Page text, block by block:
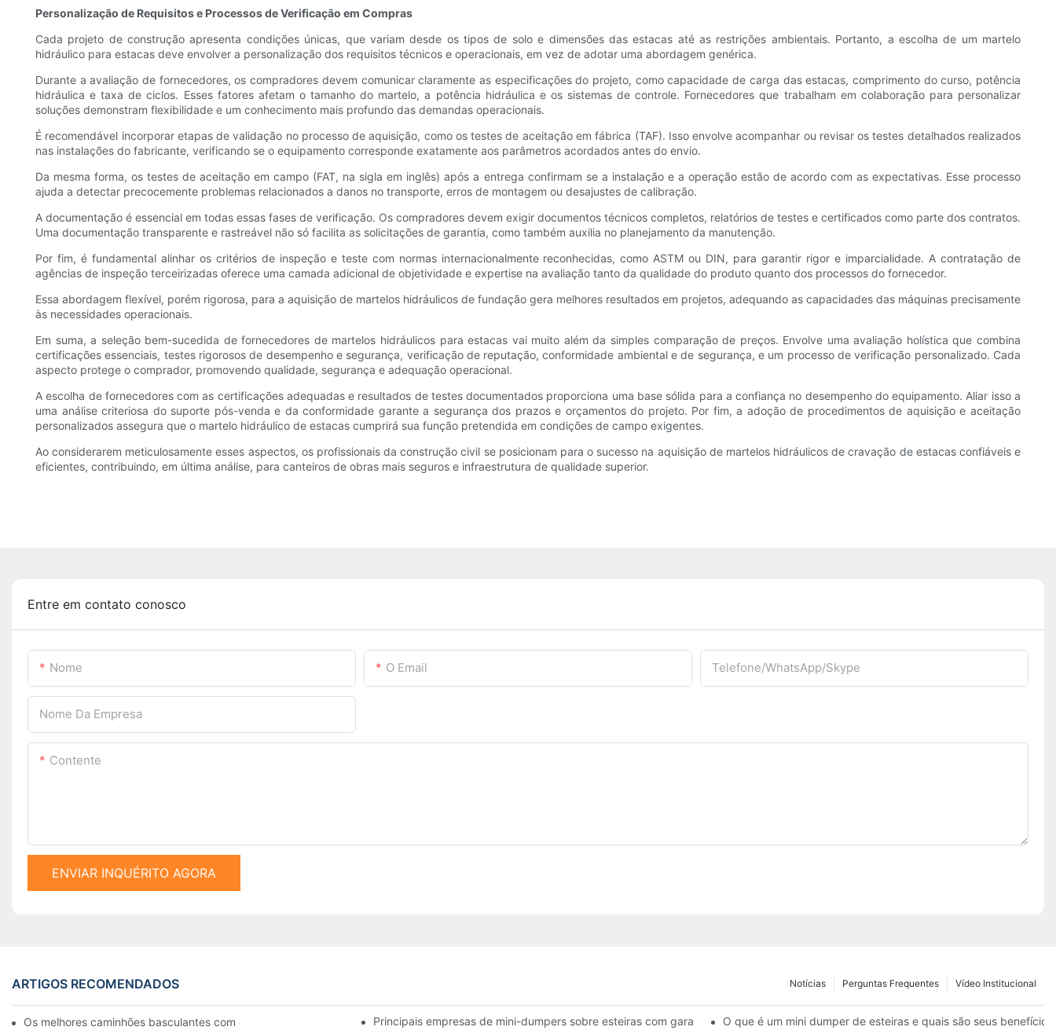
Personalização de Requisitos e Processos de Verificação em Compras
Cada projeto de construção apresenta condições únicas, que variam desde os tipos de solo e dimensões das estacas até as restrições ambientais. Portanto, a escolha de um martelo
hidráulico para estacas deve envolver a personalização dos requisitos técnicos e operacionais, em vez de adotar uma abordagem genérica.
Durante a avaliação de fornecedores, os compradores devem comunicar claramente as especificações do projeto, como capacidade de carga das estacas, comprimento do curso, potência
hidráulica e taxa de ciclos. Esses fatores afetam o tamanho do martelo, a potência hidráulica e os sistemas de controle. Fornecedores que trabalham em colaboração para personalizar
soluções demonstram flexibilidade e um conhecimento mais profundo das demandas operacionais.
É recomendável incorporar etapas de validação no processo de aquisição, como os testes de aceitação em fábrica (TAF). Isso envolve acompanhar ou revisar os testes detalhados realizados
nas instalações do fabricante, verificando se o equipamento corresponde exatamente aos parâmetros acordados antes do envio.
Da mesma forma, os testes de aceitação em campo (FAT, na sigla em inglês) após a entrega confirmam se a instalação e a operação estão de acordo com as expectativas. Esse processo
ajuda a detectar precocemente problemas relacionados a danos no transporte, erros de montagem ou desajustes de calibração.
A documentação é essencial em todas essas fases de verificação. Os compradores devem exigir documentos técnicos completos, relatórios de testes e certificados como parte dos contratos.
Uma documentação transparente e rastreável não só facilita as solicitações de garantia, como também auxilia no planejamento da manutenção.
Por fim, é fundamental alinhar os critérios de inspeção e teste com normas internacionalmente reconhecidas, como ASTM ou DIN, para garantir rigor e imparcialidade. A contratação de
agências de inspeção terceirizadas oferece uma camada adicional de objetividade e expertise na avaliação tanto da qualidade do produto quanto dos processos do fornecedor.
Essa abordagem flexível, porém rigorosa, para a aquisição de martelos hidráulicos de fundação gera melhores resultados em projetos, adequando as capacidades das máquinas precisamente
às necessidades operacionais.
Em suma, a seleção bem-sucedida de fornecedores de martelos hidráulicos para estacas vai muito além da simples comparação de preços. Envolve uma avaliação holística que combina
certificações essenciais, testes rigorosos de desempenho e segurança, verificação de reputação, conformidade ambiental e de segurança, e um processo de verificação personalizado. Cada
aspecto protege o comprador, promovendo qualidade, segurança e adequação operacional.
A escolha de fornecedores com as certificações adequadas e resultados de testes documentados proporciona uma base sólida para a confiança no desempenho do equipamento. Aliar isso a
uma análise criteriosa do suporte pós-venda e da conformidade garante a segurança dos prazos e orçamentos do projeto. Por fim, a adoção de procedimentos de aquisição e aceitação
personalizados assegura que o martelo hidráulico de estacas cumprirá sua função pretendida em condições de campo exigentes.
Ao considerarem meticulosamente esses aspectos, os profissionais da construção civil se posicionam para o sucesso na aquisição de martelos hidráulicos de cravação de estacas confiáveis ​​e
eficientes, contribuindo, em última análise, para canteiros de obras mais seguros e infraestrutura de qualidade superior.
Entre em contato conosco
Nome O Email Telefone/WhatsApp/Skype
Nome Da Empresa
Contente
ENVIAR INQUÉRITO AGORA
ARTIGOS RECOMENDADOS Vídeo Institucional
Perguntas Frequentes
Notícias
Os melhores caminhões basculantes com esteiras disponíveis no mercado atualmente.Principais empresas de mini-dumpers sobre esteiras com garantia de qualidadeO que é um mini dumper de esteiras e quais são seus